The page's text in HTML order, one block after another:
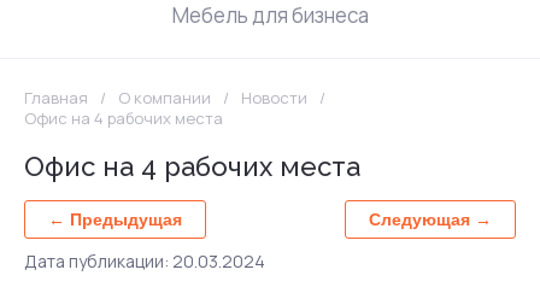
Мебель для бизнеса
Главная / О компании / Новости
/
Офис на 4 рабочих места
Офис на 4 рабочих места
← Предыдущая Следующая →
Дата публикации: 20.03.2024